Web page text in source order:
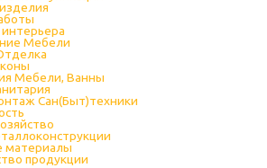
Мебели
Мебели, Ванны
Сан(Быт)техники
материалы
продукции